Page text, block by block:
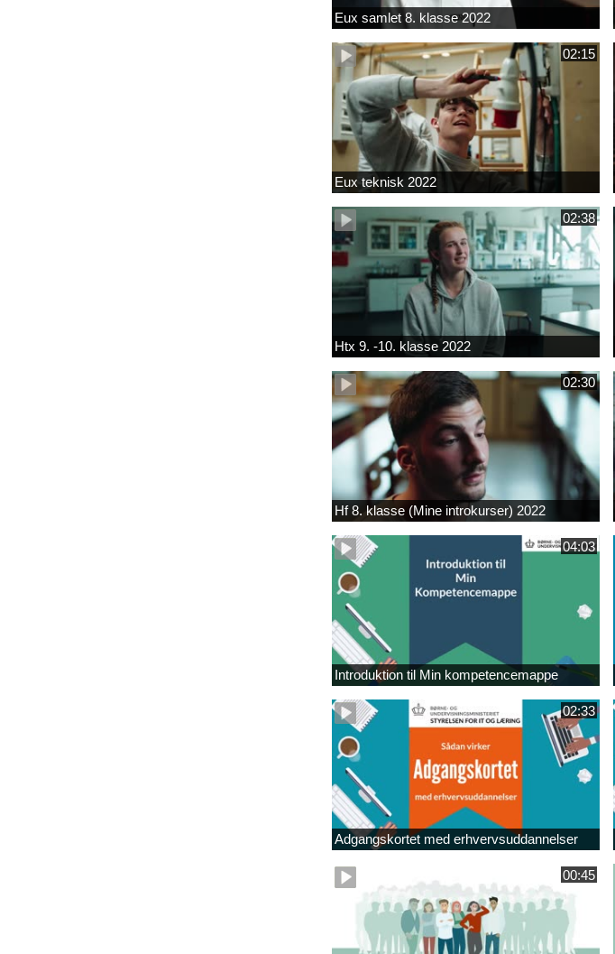
Eux samlet 8. klasse 2022
02:15
Eux teknisk 2022
02:38
Htx 9. -10. klasse 2022
02:30
Hf 8. klasse (Mine introkurser) 2022
04:03
Introduktion til Min kompetencemappe
02:33
Adgangskortet med erhvervsuddannelser
00:45